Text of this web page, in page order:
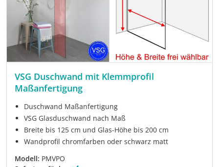
VSG Duschwand mit Klemmprofil
Maßanfertigung
Duschwand Maßanfertigung
VSG Glasduschwand nach Maß
Breite bis 125 cm und Glas-Höhe bis 200 cm
Wandprofil chromfarben oder schwarz matt
Modell: PMVPO